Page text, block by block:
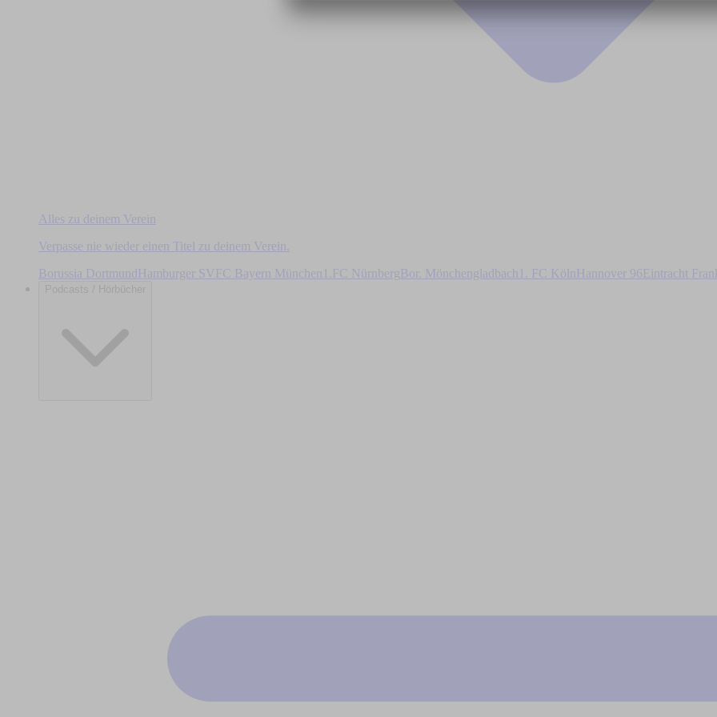
Alles zu deinem Verein
Verpasse nie wieder einen Titel zu deinem Verein.
Borussia DortmundHamburger SV FC Bayern München 1.FC Nürnberg Bor. Mönchengladbach 1. FC Köln Hannover 96Eintracht
Podcasts / Hörbücher